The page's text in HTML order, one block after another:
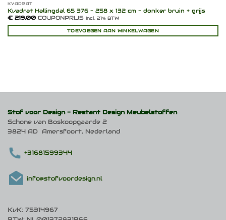
KVADRAT
Kvadrat Hallingdal 65 376 – 258 x 132 cm – donker bruin + grijs
€219,00COUPONPRIJS Incl. 21% BTW
TOEVOEGEN AAN WINKELWAGEN
Stof voor Design - Restant Design Meubelstoffen
Schone van Boskoopgaarde 2
3824 AD Amersfoort, Nederland
+31681599344
info@stofvoordesign.nl
KvK: 75314967